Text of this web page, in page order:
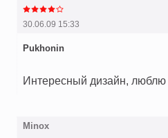
30.06.09 15:33
Pukhonin
Интересный дизайн,
Minox